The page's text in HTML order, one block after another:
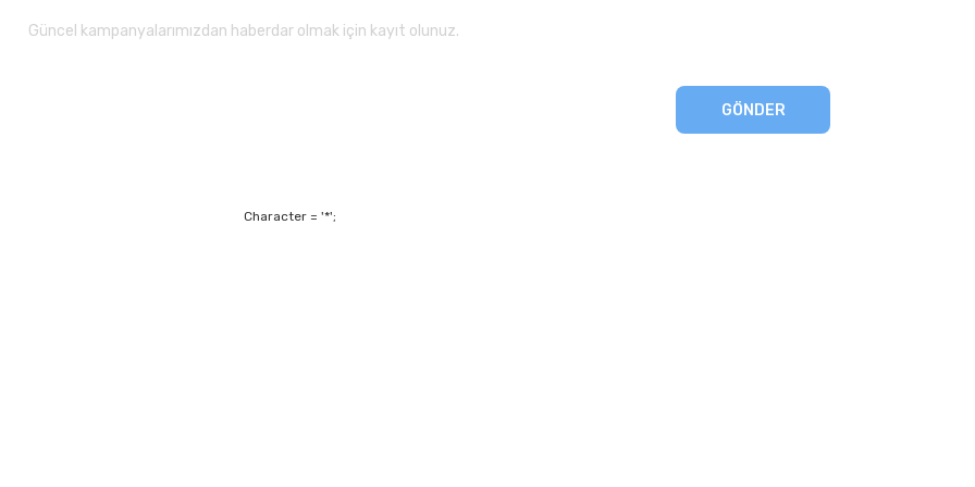
Güncel kampanyalarımızdan haberdar olmak için kayıt olunuz.
GÖNDER
Character = '*';